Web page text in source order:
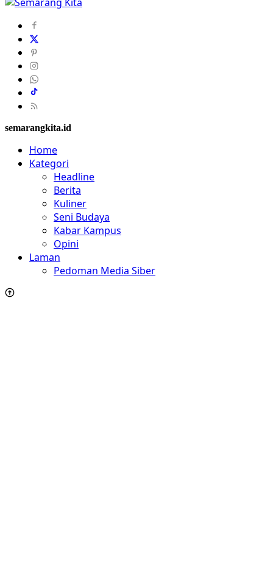
semarangkita.id
Home
Kategori
Headline
Berita
Kuliner
Seni Budaya
Kabar Kampus
Opini
Laman
Pedoman Media Siber